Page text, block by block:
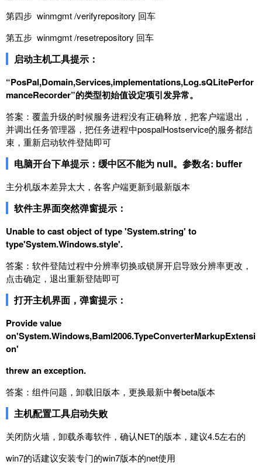
第四步 winmgmt /verifyrepository 回车
第五步 winmgmt /resetrepository 回车
启动主机工具提示：
“PosPal,Domain,Services,implementations,Log.sQLitePerfor
manceRecorder”的类型初始值设定项引发异常。
答案：覆盖升级的时候服务进程没有正确释放，把客户端退出，
并调出任务管理器，把任务进程中pospalHostservice的服务都结
束，重新启动软件登陆即可
电脑开台下单提示：缓中区不能为 null。参数名: buffer
主分机版本差异太大，各客户端更新到最新版本
软件主界面突然弹窗提示：
Unable to cast object of type 'System.string' to
type'System.Windows.style'.
答案：软件登陆过程中分辨率切换或锁屏开启导致分辨率更改，
点击确定，退出重新登陆即可
打开主机界面，弹窗提示：
Provide value
on'System.Windows,Baml2006.TypeConverterMarkupExtensi
on'
threw an exception.
答案：组件问题，卸载旧版本，更换最新中餐beta版本
主机配置工具启动失败
关闭防火墙，卸载杀毒软件，确认NET的版本，建议4.5左右的
win7的话建议安装专门的win7版本的net使用